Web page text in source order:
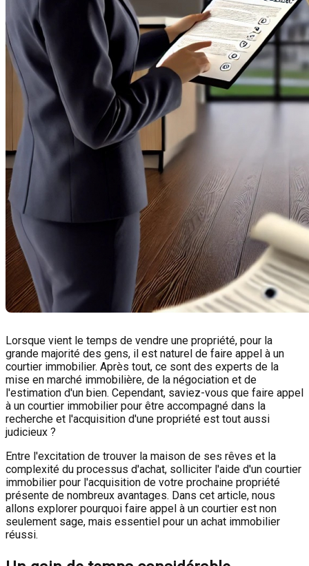
Lorsque vient le temps de vendre une propriété, pour la
grande majorité des gens, il est naturel de faire appel à un
courtier immobilier. Après tout, ce sont des experts de la
mise en marché immobilière, de la négociation et de
l'estimation d'un bien. Cependant, saviez-vous que faire appel
à un courtier immobilier pour être accompagné dans la
recherche et l'acquisition d'une propriété est tout aussi
judicieux ?
Entre l'excitation de trouver la maison de ses rêves et la
complexité du processus d'achat, solliciter l'aide d'un courtier
immobilier pour l'acquisition de votre prochaine propriété
présente de nombreux avantages. Dans cet article, nous
allons explorer pourquoi faire appel à un courtier est non
seulement sage, mais essentiel pour un achat immobilier
réussi.